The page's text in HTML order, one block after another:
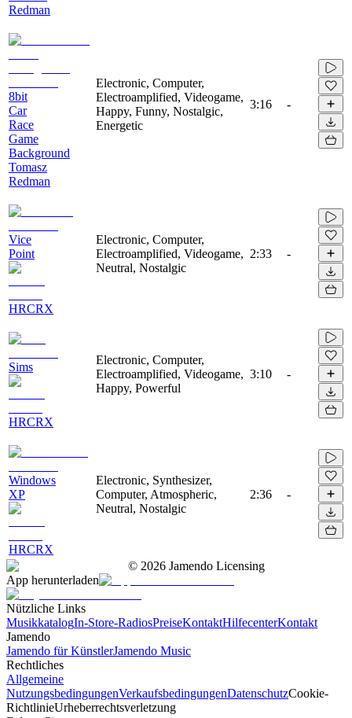
Redman
8bit
Car
Race
Game
Background
Tomasz
Redman
Electronic, Computer,
Electroamplified, Videogame,
Happy, Funny, Nostalgic,
Energetic
3:16 -
Vice
Point
HRCRX
Electronic, Computer,
Electroamplified, Videogame,
Neutral, Nostalgic
2:33 -
Sims
HRCRX
Electronic, Computer,
Electroamplified, Videogame,
Happy, Powerful
3:10 -
Windows
XP
HRCRX
Electronic, Synthesizer,
Computer, Atmospheric,
Neutral, Nostalgic
2:36 -
© 2026 Jamendo Licensing
App herunterladen
Nützliche Links
MusikkatalogIn-Store-RadiosPreiseKontaktHilfecenterKontakt
Jamendo
Jamendo für KünstlerJamendo Music
Rechtliches
Allgemeine
NutzungsbedingungenVerkaufsbedingungenDatenschutzCookie-
RichtlinieUrheberrechtsverletzung